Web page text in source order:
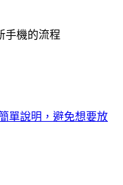
手機的流程
單說明，避免想要放